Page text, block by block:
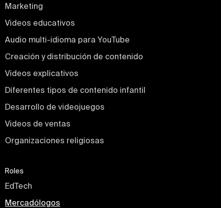
Marketing
Videos educativos
Audio multi-idioma para YouTube
Creación y distribución de contenido
Videos explicativos
Diferentes tipos de contenido infantil
Desarrollo de videojuegos
Videos de ventas
Organizaciones religiosas
Roles
EdTech
Mercadólogos